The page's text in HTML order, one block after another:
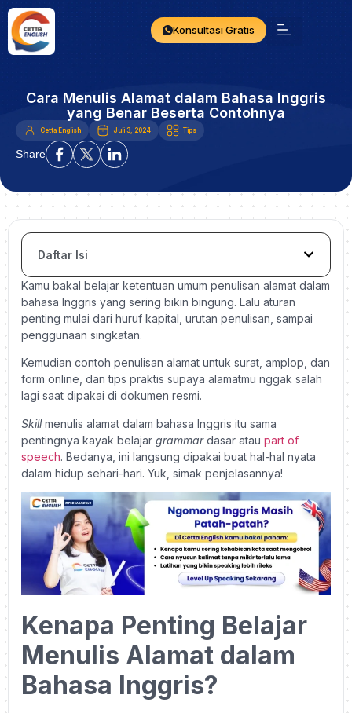
Konsultasi Gratis
Cara Menulis Alamat dalam Bahasa Inggris
yang Benar Beserta Contohnya
Cetta English Juli 3, 2024 Tips
Share
Daftar Isi
Kamu bakal belajar ketentuan umum penulisan alamat dalam
bahasa Inggris yang sering bikin bingung. Lalu aturan
penting mulai dari huruf kapital, urutan penulisan, sampai
penggunaan singkatan.
Kemudian contoh penulisan alamat untuk surat, amplop, dan
form online, dan tips praktis supaya alamatmu nggak salah
lagi saat dipakai di dokumen resmi.
Skillmenulis alamat dalam bahasa Inggris itu sama
pentingnya kayak belajar grammardasar atau part of
speech. Bedanya, ini langsung dipakai buat hal-hal nyata
dalam hidup sehari-hari. Yuk, simak penjelasannya!
Kenapa Penting Belajar
Menulis Alamat dalam
Bahasa Inggris?